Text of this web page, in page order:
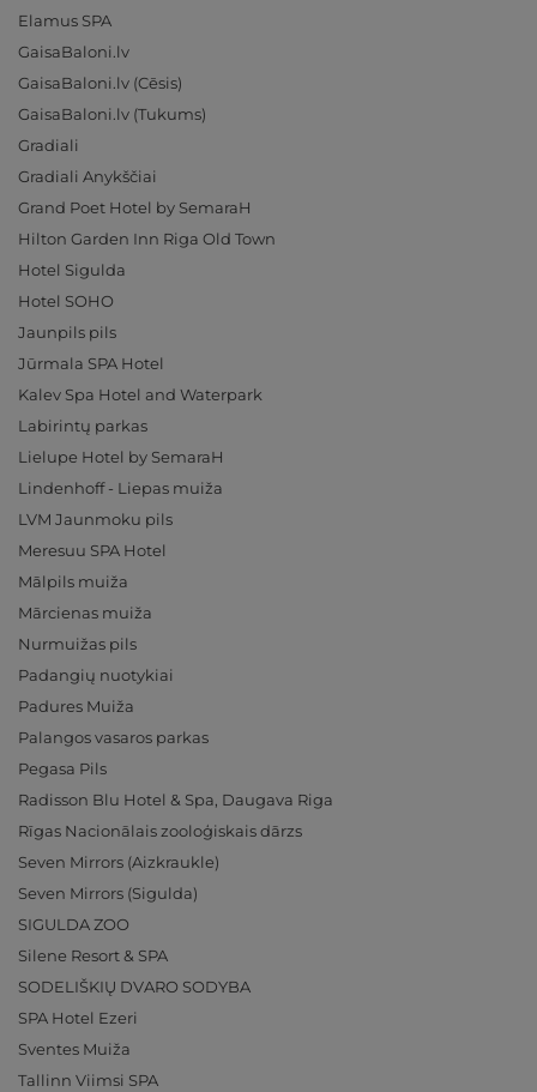
Elamus SPA
GaisaBaloni.lv
GaisaBaloni.lv (Cēsis)
GaisaBaloni.lv (Tukums)
Gradiali
Gradiali Anykščiai
Grand Poet Hotel by SemaraH
Hilton Garden Inn Riga Old Town
Hotel Sigulda
Hotel SOHO
Jaunpils pils
Jūrmala SPA Hotel
Kalev Spa Hotel and Waterpark
Labirintų parkas
Lielupe Hotel by SemaraH
Lindenhoff - Liepas muiža
LVM Jaunmoku pils
Meresuu SPA Hotel
Mālpils muiža
Mārcienas muiža
Nurmuižas pils
Padangių nuotykiai
Padures Muiža
Palangos vasaros parkas
Pegasa Pils
Radisson Blu Hotel & Spa, Daugava Riga
Rīgas Nacionālais zooloģiskais dārzs
Seven Mirrors (Aizkraukle)
Seven Mirrors (Sigulda)
SIGULDA ZOO
Silene Resort & SPA
SODELIŠKIŲ DVARO SODYBA
SPA Hotel Ezeri
Sventes Muiža
Tallinn Viimsi SPA